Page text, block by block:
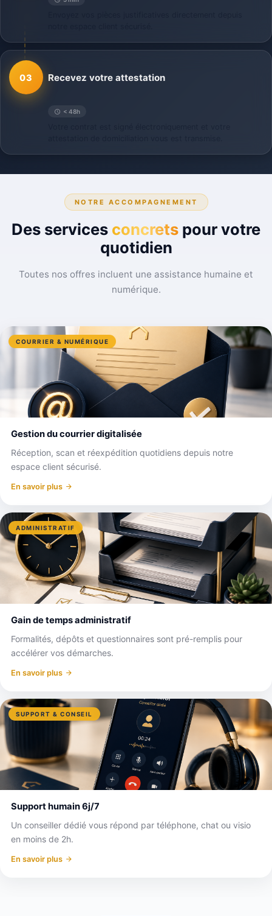
03
< 48h
Recevez votre attestation
NOTRE ACCOMPAGNEMENT
Des services concrets pour votre
quotidien
Toutes nos offres incluent une assistance humaine et
numérique.
COURRIER & NUMÉRIQUE
Gestion du courrier digitalisée
Réception, scan et réexpédition quotidiens depuis notre
espace client sécurisé.
En savoir plus
ADMINISTRATIF
Gain de temps administratif
Formalités, dépôts et questionnaires sont pré-remplis pour
accélérer vos démarches.
En savoir plus
SUPPORT & CONSEIL
Support humain 6j/7
Un conseiller dédié vous répond par téléphone, chat ou visio
en moins de 2h.
En savoir plus